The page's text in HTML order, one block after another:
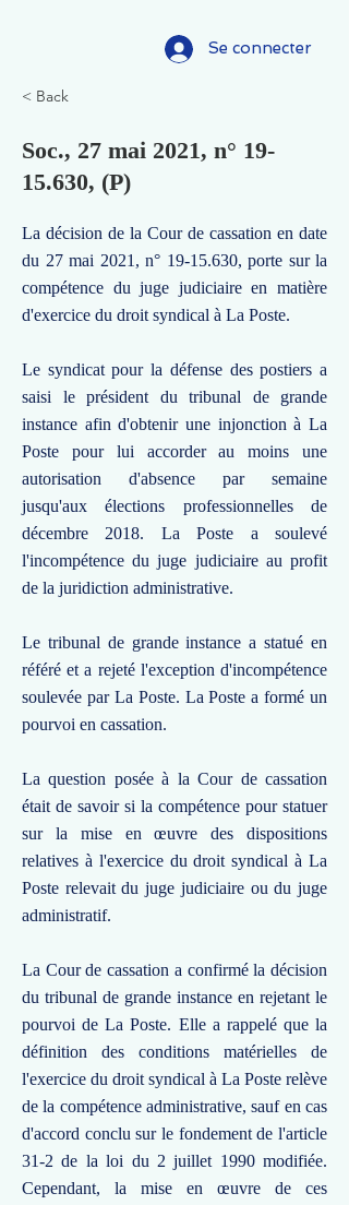
Se connecter
< Back
Soc., 27 mai 2021, n° 19-
15.630, (P)
La décision de la Cour de cassation en date
du 27 mai 2021, n° 19-15.630, porte sur la
compétence du juge judiciaire en matière
d'exercice du droit syndical à La Poste.
Le syndicat pour la défense des postiers a
saisi le président du tribunal de grande
instance afin d'obtenir une injonction à La
Poste pour lui accorder au moins une
autorisation d'absence par semaine
jusqu'aux élections professionnelles de
décembre 2018. La Poste a soulevé
l'incompétence du juge judiciaire au profit
de la juridiction administrative.
Le tribunal de grande instance a statué en
référé et a rejeté l'exception d'incompétence
soulevée par La Poste. La Poste a formé un
pourvoi en cassation.
La question posée à la Cour de cassation
était de savoir si la compétence pour statuer
sur la mise en œuvre des dispositions
relatives à l'exercice du droit syndical à La
Poste relevait du juge judiciaire ou du juge
administratif.
La Cour de cassation a confirmé la décision
du tribunal de grande instance en rejetant le
pourvoi de La Poste. Elle a rappelé que la
définition des conditions matérielles de
l'exercice du droit syndical à La Poste relève
de la compétence administrative, sauf en cas
d'accord conclu sur le fondement de l'article
31-2 de la loi du 2 juillet 1990 modifiée.
Cependant, la mise en œuvre de ces